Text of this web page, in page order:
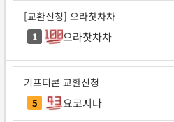
[교환신청] 으라찻차차
1 으라찻차차
기프티콘 교환신청
5 요코지나